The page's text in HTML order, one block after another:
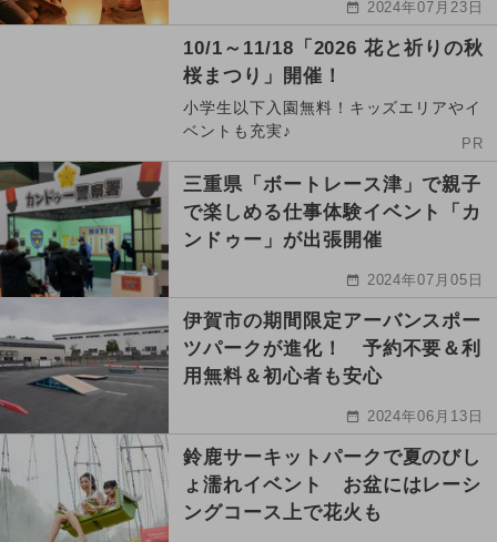
2024年07月23日
10/1～11/18「2026 花と祈りの秋
桜まつり」開催！
小学生以下入園無料！キッズエリアやイ
ベントも充実♪
PR
三重県「ボートレース津」で親子
で楽しめる仕事体験イベント「カ
ンドゥー」が出張開催
2024年07月05日
伊賀市の期間限定アーバンスポー
ツパークが進化！ 予約不要＆利
用無料＆初心者も安心
2024年06月13日
鈴鹿サーキットパークで夏のびし
ょ濡れイベント お盆にはレーシ
ングコース上で花火も